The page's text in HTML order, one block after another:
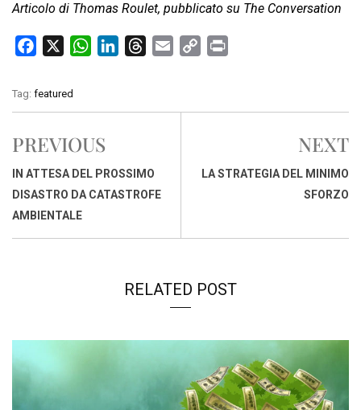
Articolo di Thomas Roulet, pubblicato su The Conversation
c
e
o
o
k
W
t
A
p
p
k
I
n
e
s
i
y
n
n
Tag: featured
PREVIOUS
IN ATTESA DEL PROSSIMO
DISASTRO DA CATASTROFE
AMBIENTALE
NEXT
LA STRATEGIA DEL MINIMO
SFORZO
RELATED POST